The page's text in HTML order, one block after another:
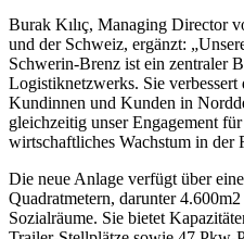
Burak Kılıç, Managing Director
und der Schweiz, ergänzt:
Schwerin-Brenz ist ein zentraler
Logistiknetzwerks. Sie verbessert
Kundinnen und Kunden in
gleichzeitig unser Engagement
wirtschaftliches Wachstum in der
Die neue Anlage verfügt über
Quadratmetern, darunter
Sozialräume. Sie bietet